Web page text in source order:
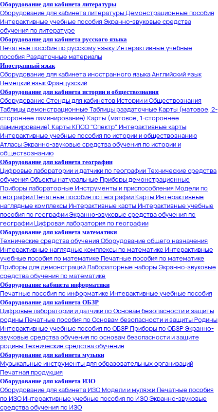
Оборудование для кабинета литературы
Оборудование для кабинета литературыДемонстрационные пособия
Интерактивные учебные пособияЭкранно-звуковые средства
обучения по литературе
Оборудование для кабинета русского языка
Печатные пособия по русскому языку Интерактивные учебные
пособияРаздаточные материалы
Иностранный язык
Оборудование для кабинета иностранного языкаАнглийский язык
Немецкий языкФранцузский
Оборудование для кабинета истории и обществознания
Оборудование Стенды для кабинетов Истории и Обществознания
Таблицы демонстрационные Таблицы раздаточные Карты (матовое, 2-
стороннее ламинирование) Карты (матовое, 1-стороннее
ламинирование) Карты КПСО "Спектр" Интерактивные карты
Интерактивные учебные пособия по истории и обществознанию
АтласыЭкранно-звуковые средства обучения по истории и
обществознанию
Оборудование для кабинета географии
Цифровые лаборатории и датчики по географииТехнические средства
обученияОбъекты натуральные Приборы демонстрационные
Приборы лабораторные Инструменты и приспособленияМодели по
географииПечатные пособия по географииКарты Интерактивные
наглядные комплексы Интерактивные карты Интерактивные учебные
пособия по географииЭкранно-звуковые средства обучения по
географииЦифровая лаборатория по географии
Оборудование для кабинета математики
Технические средства обученияОборудование общего назначения
Интерактивные наглядные комплексы по математике Интерактивные
учебные пособия по математике Печатные пособия по математике
Приборы для демонстрацийЛабораторные наборыЭкранно-звуковые
средства обучения по математике
Оборудование кабинета информатики
Печатные пособия по информатике Интерактивные учебные пособия
Оборудование для кабинета ОБЗР
Цифровые лаборатории и датчики по Основам безопасности и защиты
родиныПечатные пособия по Основам безопасности и защиты Родины
Интерактивные учебные пособия по ОБЗРПриборы по ОБЗРЭкранно-
звуковые средства обучения по основам безопасности и защите
родиныТехнические средства обучения
Оборудование для кабинета музыки
Музыкальные инструменты для образовательных организаций
Печатная продукция
Оборудование для кабинета ИЗО
Оборудование для кабинета ИЗОМодели и муляжиПечатные пособия
по ИЗО Интерактивные учебные пособия по ИЗОЭкранно-звуковые
средства обучения по ИЗО